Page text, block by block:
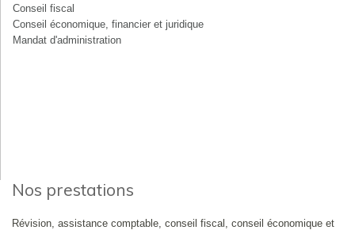
Conseil fiscal
Conseil économique, financier et juridique
Mandat d'administration
Nos prestations
Révision, assistance comptable, conseil fiscal, conseil économique et